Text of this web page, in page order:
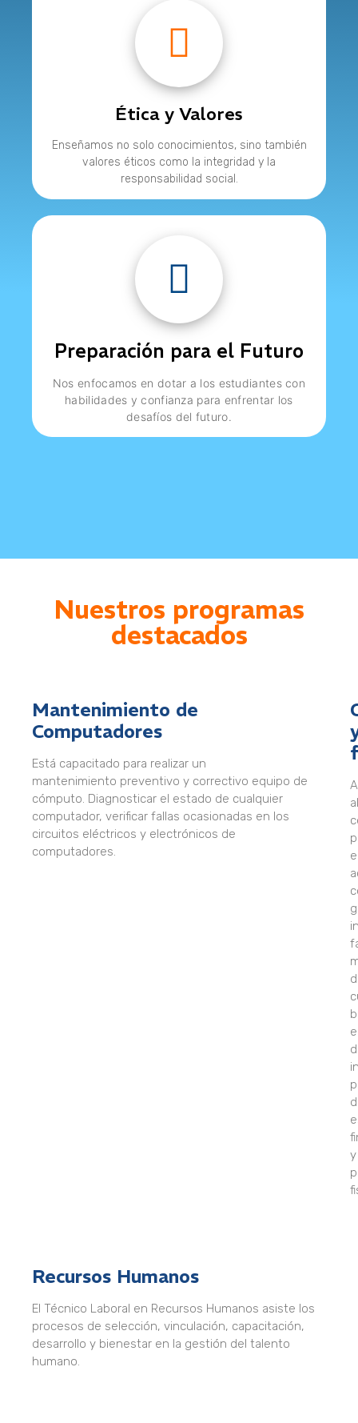
Ética y Valores
Enseñamos no solo conocimientos, sino también
valores éticos como la integridad y la
responsabilidad social.
Preparación para el Futuro
Nos enfocamos en dotar a los estudiantes con
habilidades y confianza para enfrentar los
desafíos del futuro.
Nuestros programas
destacados
Mantenimiento de
Computadores
Está capacitado para realizar un
mantenimiento preventivo y correctivo equipo de
cómputo. Diagnosticar el estado de cualquier
computador, verificar fallas ocasionadas en los
circuitos eléctricos y electrónicos de
computadores.
al
y
Recursos Humanos
El Técnico Laboral en Recursos Humanos asiste los
procesos de selección, vinculación, capacitación,
desarrollo y bienestar en la gestión del talento
humano.